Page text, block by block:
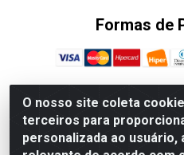
O nosso site coleta
terceiros para
personalizada ao usuário,
Formas de
Jumbo Alimentos Cascavel -
Santos Dumont, Cascavel-